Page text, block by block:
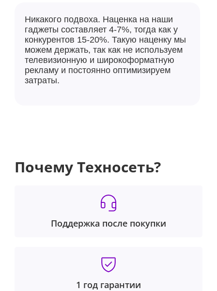
Никакого подвоха. Наценка на наши
гаджеты составляет 4-7%, тогда как у
конкурентов 15-20%. Такую наценку мы
можем держать, так как не используем
телевизионную и широкоформатную
рекламу и постоянно оптимизируем
затраты.
Почему Техносеть?
Поддержка после покупки
1 год гарантии